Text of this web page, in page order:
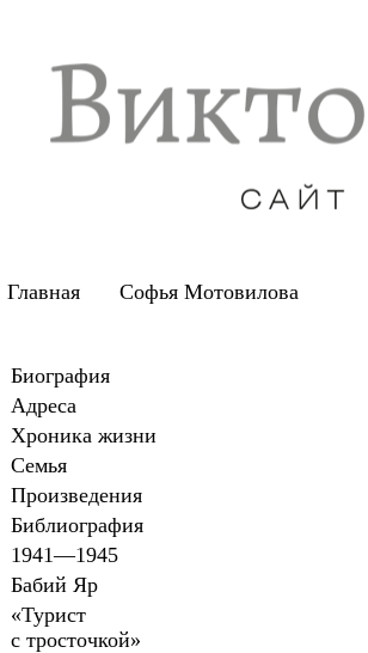
Главная Софья Мотовилова
Биография
Адреса
Хроника жизни
Семья
Произведения
Библиография
1941—1945
Бабий Яр
«Турист
с тросточкой»